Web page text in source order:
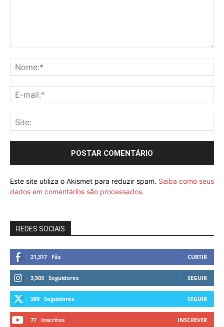
Este site utiliza o Akismet para reduzir spam. Saiba como seus
dados em comentários são processados.
REDES SOCIAIS
21,317 Fãs CURTIR
3,503 Seguidores SEGUIR
289 Seguidores SEGUIR
77 Inscritos INSCREVER